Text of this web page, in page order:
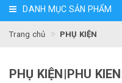
DANH MỤC SẢN PHẨM
Trang chủ PHỤ KIỆN
PHỤ KIỆN|PHU